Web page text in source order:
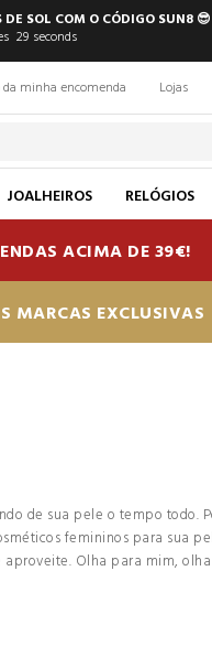
SOL COM O CÓDIGO SUN8 😎
28 seconds
da minha encomenda Lojas
JOALHEIROS RELÓGIOS
ACIMA DE 39€!
MARCAS EXCLUSIVAS
de sua pele o tempo todo.
femininos para sua
Olha para mim,